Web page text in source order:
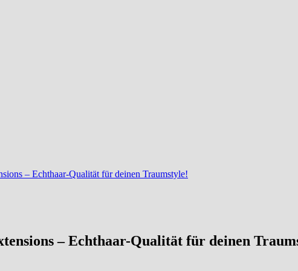
– Echthaar-Qualität für deinen Traumstyle!
– Echthaar-Qualität für deinen